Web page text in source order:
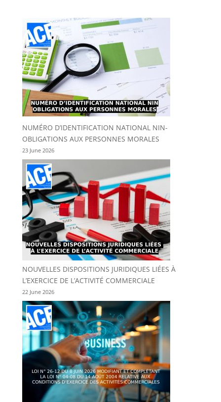
NUMÉRO D’IDENTIFICATION NATIONAL NIN-
OBLIGATIONS AUX PERSONNES MORALES
23 June 2026
NOUVELLES DISPOSITIONS JURIDIQUES LIÉES À
L’EXERCICE DE L’ACTIVITÉ COMMERCIALE
22 June 2026